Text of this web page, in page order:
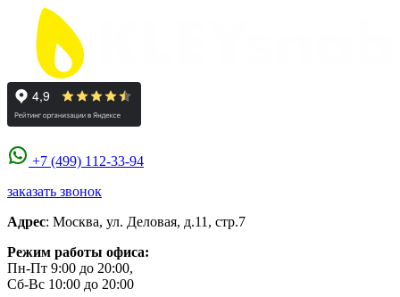
+7 (499) 112-33-94
заказать звонок
Адрес: Москва, ул. Деловая, д.11, стр.7
Режим работы офиса:
Пн-Пт 9:00 до 20:00,
Сб-Вс 10:00 до 20:00